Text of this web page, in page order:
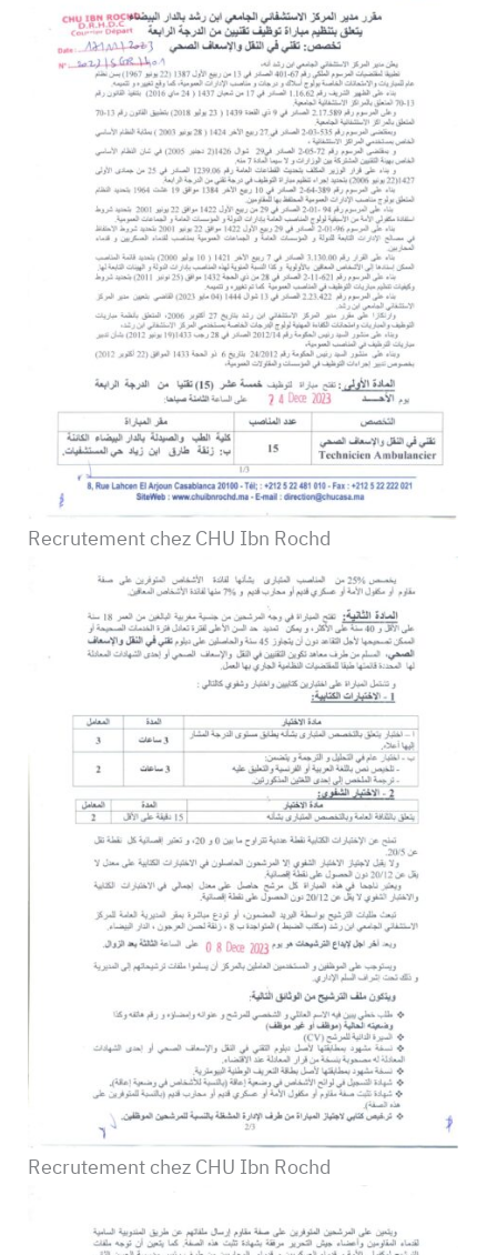
Recrutement chez CHU Ibn Rochd
Recrutement chez CHU Ibn Rochd